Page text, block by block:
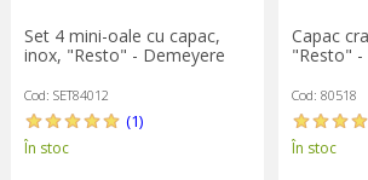
Set 4 mini-oale cu capac,
inox, "Resto" - Demeyere
Cod: SET84012
(1)
În stoc
Capac
"Resto" -
Cod: 80518
În stoc